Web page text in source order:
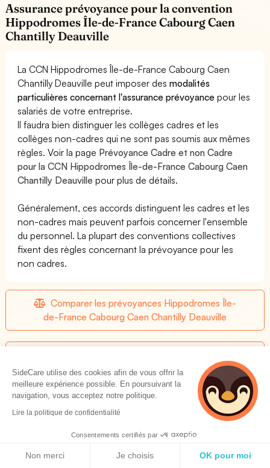
Assurance prévoyance pour la convention
Hippodromes Île-de-France Cabourg Caen
Chantilly Deauville
La CCN Hippodromes Île-de-France Cabourg Caen
Chantilly Deauville peut imposer desmodalités
particulières concernant l'assurance prévoyance pour les
salariés de votre entreprise.
Il faudra bien distinguer les collèges cadres et les
collèges non-cadres qui ne sont pas soumis aux mêmes
règles. Voir la page Prévoyance Cadre et non Cadre
pour la CCN Hippodromes Île-de-France Cabourg Caen
Chantilly Deauvillepour plus de détails.
Généralement, ces accords distinguent les cadres et les
non-cadres mais peuvent parfois concerner l'ensemble
du personnel. La plupart des conventions collectives
fixent des règles concernant la prévoyance pour les
non cadres.
Comparer les prévoyances Hippodromes Île-
de-France Cabourg Caen Chantilly Deauville
CCN Hippodromes Île-de-France Cabourg Caen
Chantilly Deauville
Hippodromes Île-de-France Cabourg Caen
SideCare utilise des cookies afin de vous offrir la
meilleure expérience possible. En poursuivant la
navigation, vous acceptez notre politique.
Lire la politique de confidentialité
Consentements certifiés par
Non merci Je choisis OK pour moi